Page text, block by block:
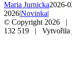
Maria Jurnicka2026-
2026|Novinka|
© Copyright2026 |
132 519 | Vytvořila